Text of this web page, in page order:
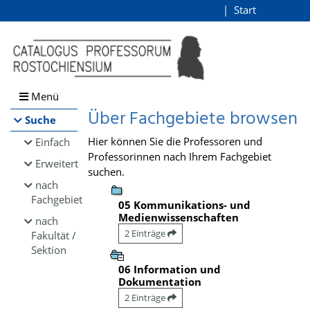
Browsen
direkt zum Inhalt
Start
Menü
Suche
Einfach
Erweitert
nach
Fachgebiet
nach
Fakultät /
Sektion
Über Fachgebiete browsen
Hier können Sie die Professoren und
Professorinnen nach Ihrem Fachgebiet
suchen.
05 Kommunikations- und
Medienwissenschaften
2 Einträge
06 Information und
Dokumentation
2 Einträge